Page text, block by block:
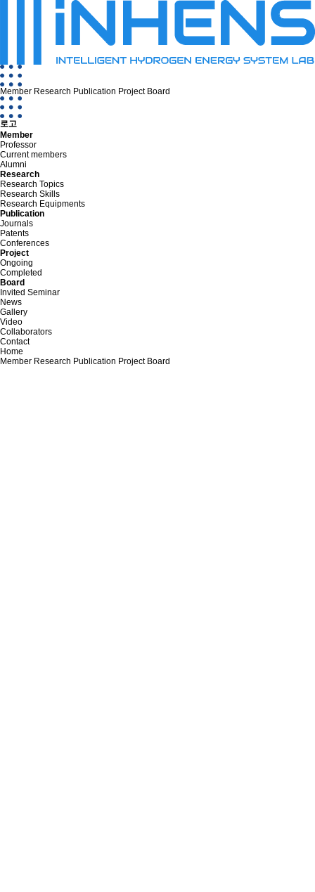
Member Research Publication Project Board
로고
Member
Professor
Current members
Alumni
Research
Research Topics
Research Skills
Research Equipments
Publication
Journals
Patents
Conferences
Project
Ongoing
Completed
Board
Invited Seminar
News
Gallery
Video
Collaborators
Contact
Home
Member Research Publication Project Board